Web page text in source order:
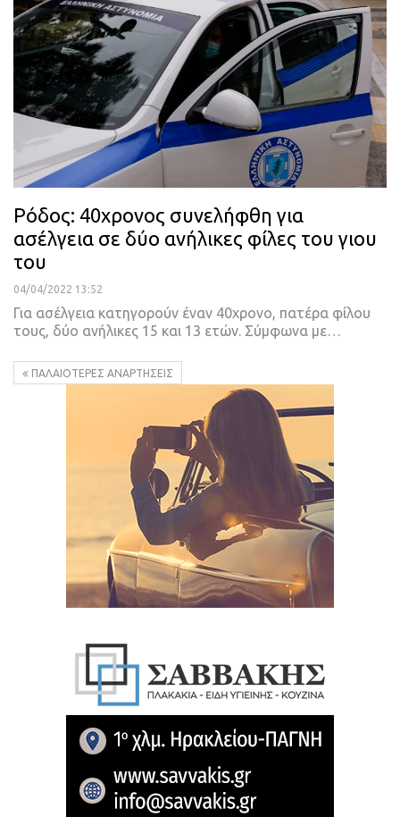
Ρόδος: 40χρονος συνελήφθη για
ασέλγεια σε δύο ανήλικες φίλες του γιου
του
04/04/2022 13:52
Για ασέλγεια κατηγορούν έναν 40χρονο, πατέρα φίλου
τους, δύο ανήλικες 15 και 13 ετών. Σύμφωνα με
ΠΑΛΑΙΌΤΕΡΕΣ ΑΝΑΡΤΉΣΕΙΣ